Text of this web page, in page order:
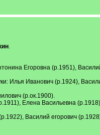
.
Егоровна (р.1951),
Илья Иванович (р.1924),
(р.ок.1900).
Елена Васильевна
Василий егорович